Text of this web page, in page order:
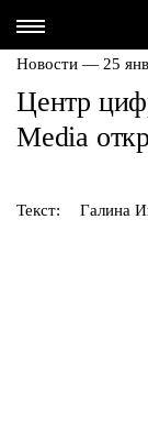
Новости — 25
Центр
Media
Текст: Галина